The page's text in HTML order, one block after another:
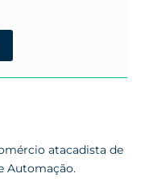
atacadista de
Automação.